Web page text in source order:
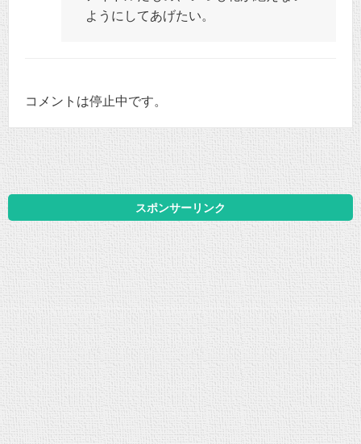
ようにしてあげたい。
コメントは停止中です。
スポンサーリンク